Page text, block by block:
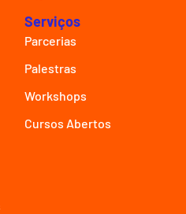
Serviços
Parcerias
Palestras
Workshops
Cursos Abertos